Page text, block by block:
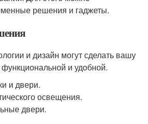
решения и гаджеты.
и дизайн могут сделать вашу
и удобной.
и двери.
освещения.
двери.